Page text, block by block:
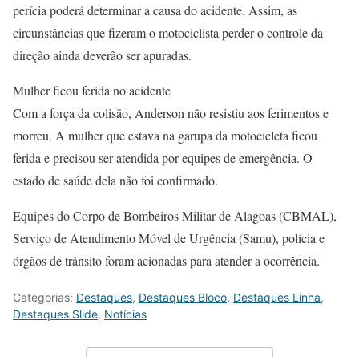
perícia poderá determinar a causa do acidente. Assim, as
circunstâncias que fizeram o motociclista perder o controle da
direção ainda deverão ser apuradas.
Mulher ficou ferida no acidente
Com a força da colisão, Anderson não resistiu aos ferimentos e
morreu. A mulher que estava na garupa da motocicleta ficou
ferida e precisou ser atendida por equipes de emergência. O
estado de saúde dela não foi confirmado.
Equipes do Corpo de Bombeiros Militar de Alagoas (CBMAL),
Serviço de Atendimento Móvel de Urgência (Samu), polícia e
órgãos de trânsito foram acionadas para atender a ocorrência.
Categorias: Destaques, Destaques Bloco, Destaques Linha,
Destaques Slide, Notícias